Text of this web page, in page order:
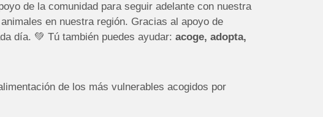
de la comunidad para seguir adelante con nuestra
en nuestra región. Gracias al apoyo de
día. 💚 Tú también puedes ayudar: acoge, adopta,
de los más vulnerables acogidos por